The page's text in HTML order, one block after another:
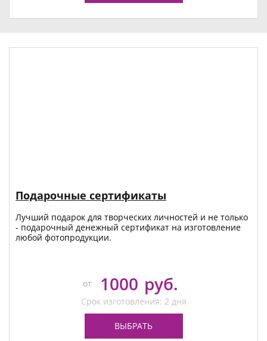
Подарочные сертификаты
Лучший подарок для творческих личностей и не только
- подарочный денежный сертификат на изготовление
любой фотопродукции.
от 1000 руб.
Срок изготовления: 2 дня
ВЫБРАТЬ